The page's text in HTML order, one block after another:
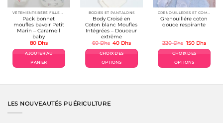
VÊTEMENTS BÉBÉ FILLE 👶🎀
Pack bonnet
moufles bavoir Petit
Marin – Caramell
baby
80 Dhs
AJOUTER AU
PANIER
BODIES ET PANTALONS
Body Croisé en
Coton blanc Moufles
Intégrées – Douceur
extrême
60Dhs Le
initial
était :
60 Dhs.
40 DhsLe
actuel
CHOIX DES
OPTIONS
a
GRENOUILLÉRES ET COMBINAISONS COTON
Grenouillére coton
douce respirante
220Dhs Le
initial
était :
220 Dhs.
150 DhsLe
actuel
CHOIX DES
OPTIONS
a
LES NOUVEAUTÉS PUÉRICULTURE